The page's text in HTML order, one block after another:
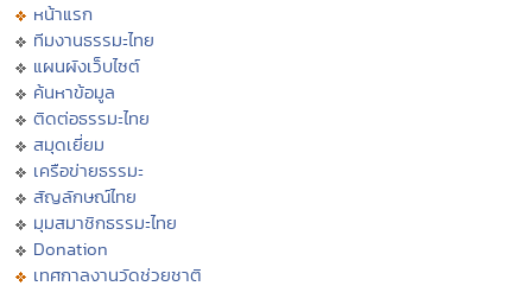
หน้าแรก
ทีมงานธรรมะไทย
แผนผังเว็บไซต์
ค้นหาข้อมูล
ติดต่อธรรมะไทย
สมุดเยี่ยม
เครือข่ายธรรมะ
สัญลักษณ์ไทย
มุมสมาชิกธรรมะไทย
Donation
เทศกาลงานวัดช่วยชาติ